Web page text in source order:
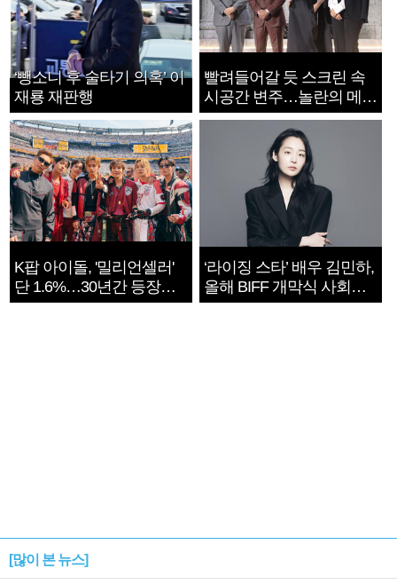
‘뺑소니 후 술타기 의혹’ 이
재룡 재판행
빨려들어갈 듯 스크린 속
시공간 변주…놀란의 메시
지는 ‘전쟁 속죄’
K팝 아이돌, '밀리언셀러'
단 1.6%…30년간 등장
1182개팀 전수조사
‘라이징 스타’ 배우 김민하,
올해 BIFF 개막식 사회자
확정
[많이 본 뉴스]